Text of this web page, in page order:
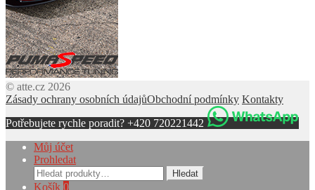
© atte.cz 2026
Zásady ochrany osobních údajůObchodní podmínky Kontakty
Potřebujete rychle poradit? +420 720221442
Můj účet
Prohledat
Hledat:
Hledat
Košík 0